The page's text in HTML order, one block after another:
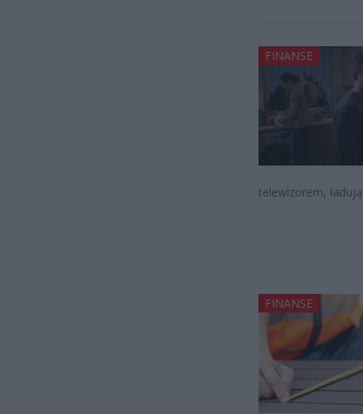
FINANSE
telewizorem,
FINANSE